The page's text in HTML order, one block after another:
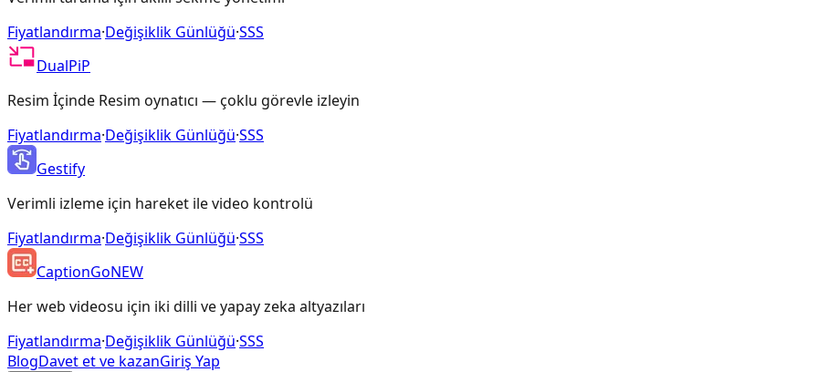
Fiyatlandırma·Değişiklik Günlüğü·SSS
DualPiP
Resim İçinde Resim oynatıcı — çoklu görevle izleyin
Fiyatlandırma·Değişiklik Günlüğü·SSS
Gestify
Verimli izleme için hareket ile video kontrolü
Fiyatlandırma·Değişiklik Günlüğü·SSS
CaptionGoNEW
Her web videosu için iki dilli ve yapay zeka altyazıları
Fiyatlandırma·Değişiklik Günlüğü·SSS
BlogDavet et ve kazanGiriş Yap